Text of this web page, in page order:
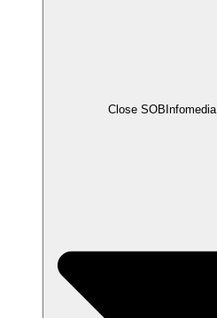
Close SOBInfomedia